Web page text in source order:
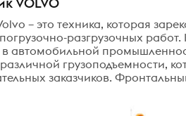
– это техника, которая
разгрузочных
автомобильной
грузоподъемности,
заказчиков.